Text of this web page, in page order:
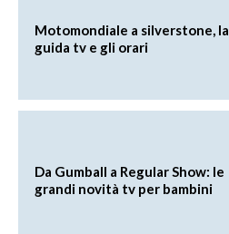
Motomondiale a silverstone, la
guida tv e gli orari
Da Gumball a Regular Show: le
grandi novità tv per bambini